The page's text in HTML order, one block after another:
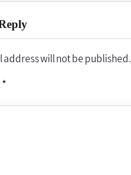
address will not be published.
*